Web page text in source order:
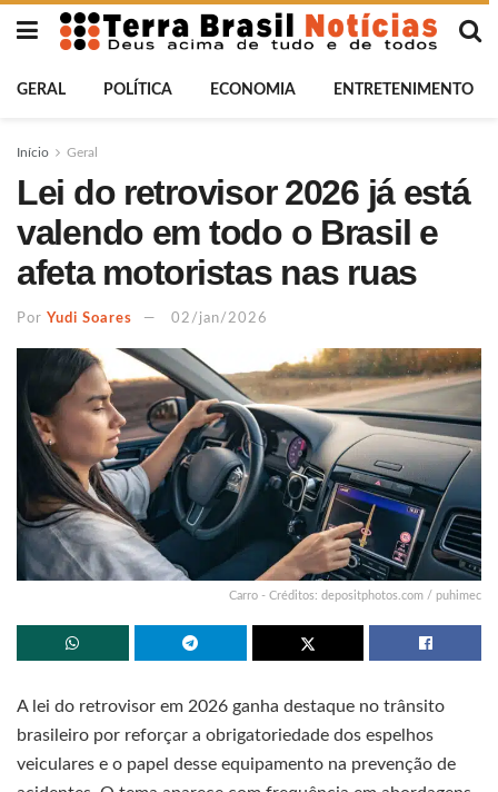
GERAL POLÍTICA ECONOMIA ENTRETENIMENTO
Início Geral
Lei do retrovisor 2026 já está
valendo em todo o Brasil e
afeta motoristas nas ruas
Por Yudi Soares 02/jan/2026
Carro - Créditos: depositphotos.com / puhimec
A lei do retrovisor em 2026 ganha destaque no trânsito
brasileiro por reforçar a obrigatoriedade dos espelhos
veiculares e o papel desse equipamento na prevenção de